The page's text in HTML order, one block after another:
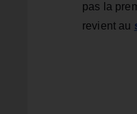
pas la
revient au